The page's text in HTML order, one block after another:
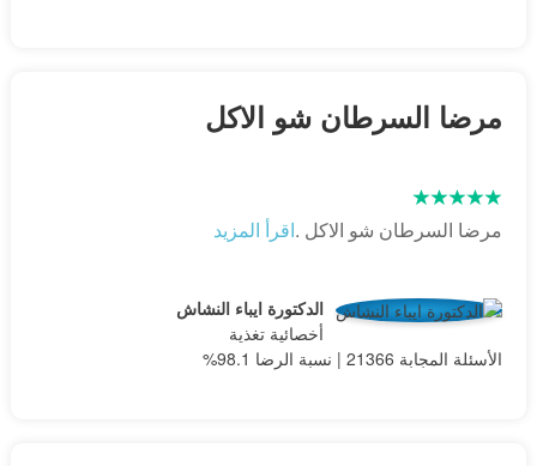
مرضا السرطان شو الاكل
مرضا السرطان شو الاكل .اقرأ المزيد
الدكتورة ايباء النشاش
أخصائية تغذية
الأسئلة المجابة 21366 | نسبة الرضا 98.1%